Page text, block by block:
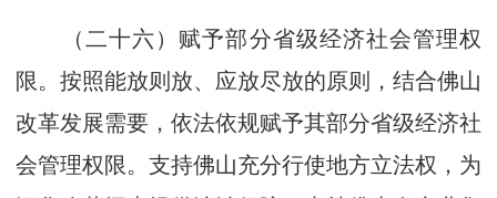
（二十六）赋予部分省级经济社会管理权
限。按照能放则放、应放尽放的原则，结合佛山
改革发展需要，依法依规赋予其部分省级经济社
会管理权限。支持佛山充分行使地方立法权，为